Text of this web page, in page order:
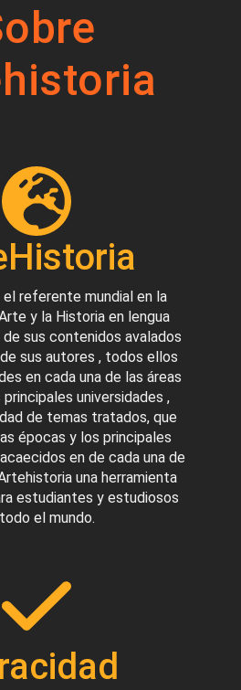
referente mundial en la
y la Historia en lengua
de sus contenidos avalados
sus autores , todos ellos
en cada una de las áreas
universidades ,
de temas tratados, que
épocas y los principales
en de cada una de
una herramienta
estudiantes y estudiosos
el mundo.